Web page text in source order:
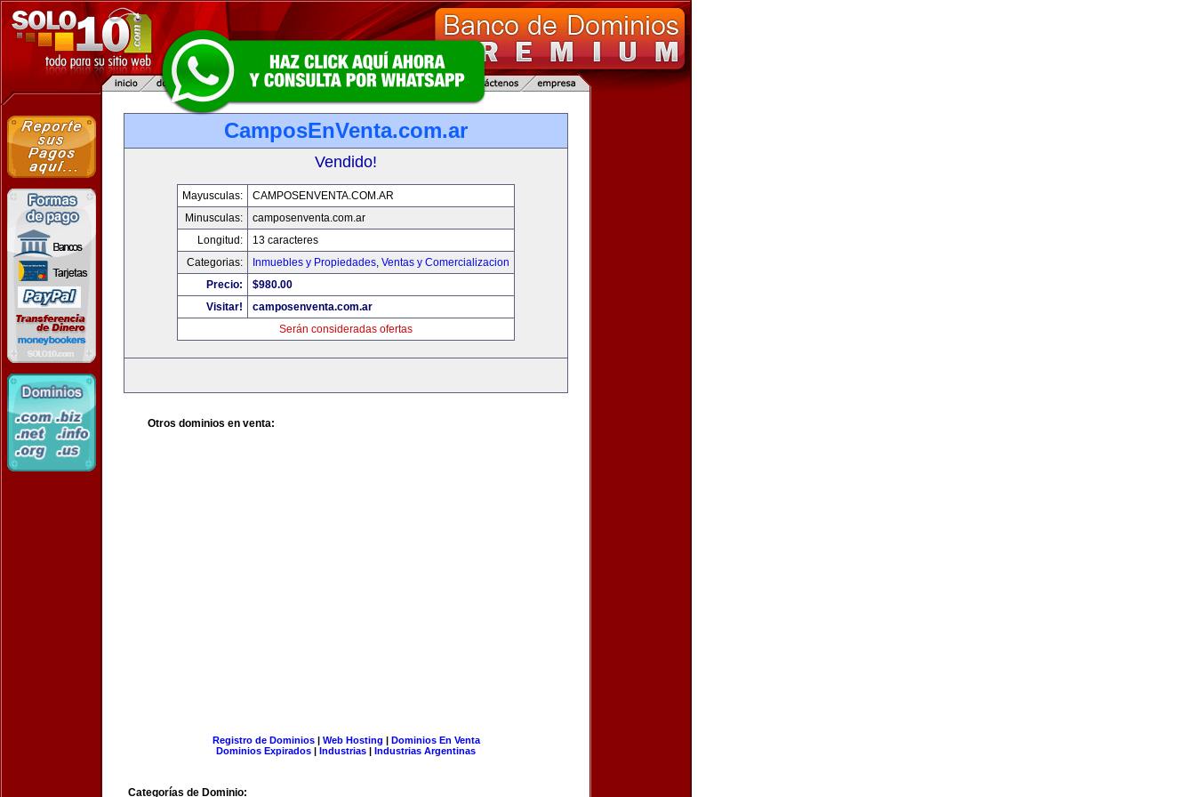
CamposEnVenta.com.ar
Vendido!
Mayusculas:
CAMPOSENVENTA.COM.AR
Minusculas:
camposenventa.com.ar
Longitud:
13 caracteres
Categorias:
Inmuebles y Propiedades, Ventas y Comercializacion
Precio:
$980.00
Visitar!
camposenventa.com.ar
Serán consideradas ofertas
Otros dominios en venta:
Registro de Dominios| Web Hosting | Dominios En Venta
Dominios Expirados | Industrias | Industrias Argentinas
Categorías de Dominio: